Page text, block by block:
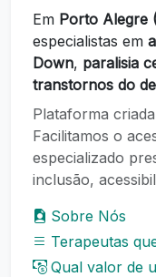
Em Porto Alegre
especialistas em
Down, paralisia
transtornos do
Plataforma
Facilitamos o
especializado
inclusão,
Sobre Nós
Terapeutas
Qual valor de